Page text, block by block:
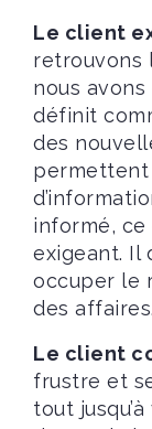
Le client
retrouvons
nous
définit
des
permettent
informé,
exigeant. Il
occuper le
des affaires.
Le client
frustre et
tout